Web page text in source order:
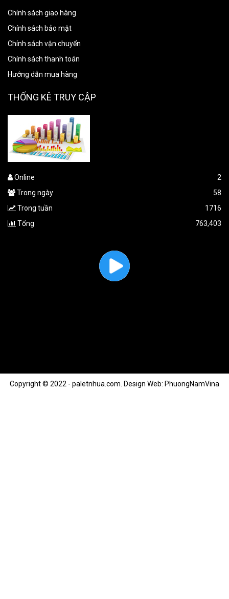
Chính sách giao hàng
Chính sách bảo mật
Chính sách vận chuyển
Chính sách thanh toán
Hướng dẫn mua hàng
THỐNG KÊ TRUY CẬP
Online
2
Trong ngày
58
Trong tuần
1716
Tổng
763,403
Copyright © 2022 - paletnhua.com. Design Web: PhuongNamVina